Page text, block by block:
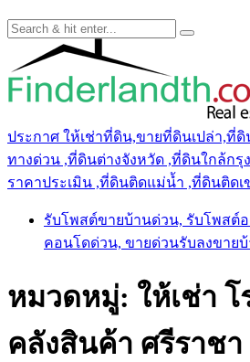
ประกาศ ให้เช่าที่ดิน,ขายที่ดินเปล่า,ที่
ทางด่วน ,ที่ดินต่างจังหวัด ,ที่ดินใกล้กรุ
ราคาประเมิน ,ที่ดินติดแม่น้ำ ,ที่ดินติด
รับโพสต์ขายบ้านด่วน, รับโพสต์
คอนโดด่วน, ขายด่วนรับลงขาย
หมวดหมู่: ให้เช่า
คลังสินค้า ศรีราช